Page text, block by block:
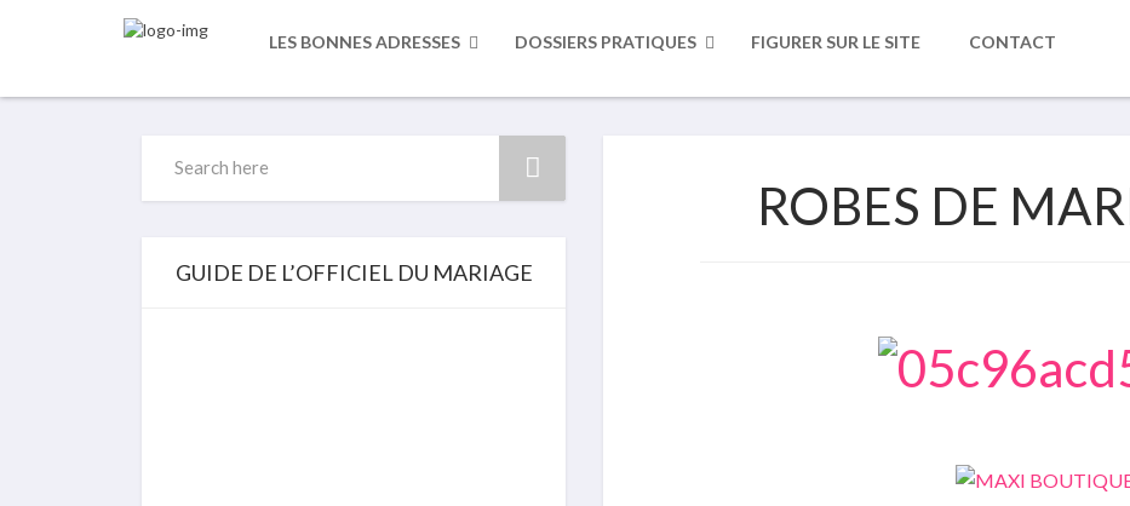
LES BONNES ADRESSES DOSSIERS PRATIQUES FIGURER SUR LE SITE CONTACT
GUIDE DE L’OFFICIEL DU MARIAGE
ROBES DE